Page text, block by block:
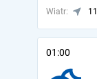
Wiatr:
01:00